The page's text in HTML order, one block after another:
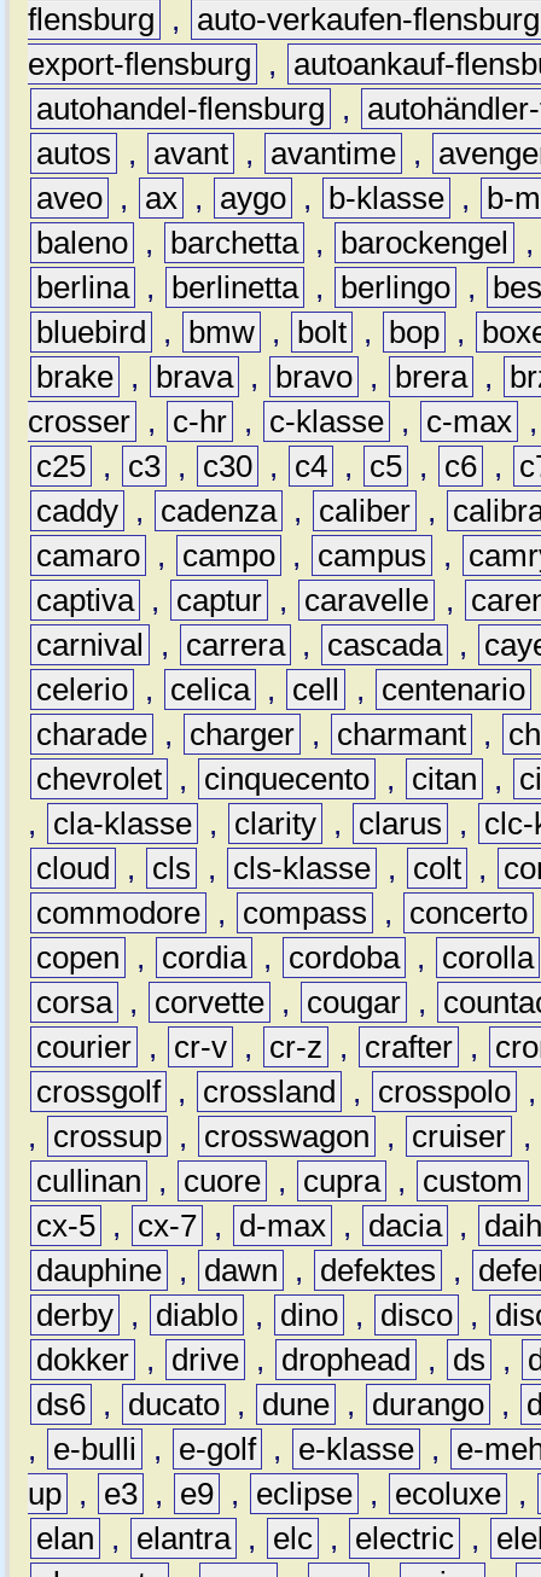
flensburg
,
auto-verkaufen-flensburg
export-flensburg
,
autoankauf-
autohandel-flensburg
,
autos
, avant , avantime ,
aveo , ax , aygo , b-klasse ,
b-
baleno , barchetta , barockengel
berlina , berlinetta , berlingo ,
bluebird
, bmw , bolt , bop ,
brake , brava , bravo , brera ,
crosser , c-hr , c-klasse , c-max
c25 , c3 , c30 , c4 , c5 , c6 ,
caddy , cadenza , caliber ,
camaro , campo , campus ,
captiva , captur , caravelle ,
carnival
, carrera , cascada ,
celerio , celica , cell , centenario
charade , charger , charmant ,
chevrolet , cinquecento , citan ,
,
cla-klasse , clarity , clarus ,
clc-
cloud
, cls , cls-klasse , colt ,
commodore , compass , concerto
copen
, cordia , cordoba ,
corolla
corsa , corvette , cougar ,
courier , cr-v , cr-z , crafter ,
crossgolf , crossland , crosspolo
,
crossup , crosswagon , cruiser ,
cullinan
, cuore , cupra , custom
cx-5 , cx-7 , d-max , dacia ,
dauphine , dawn , defektes ,
derby , diablo , dino , disco ,
dokker , drive , drophead , ds ,
ds6 , ducato , dune , durango ,
,
e-bulli , e-golf , e-klasse ,
e-
up , e3 , e9 , eclipse , ecoluxe ,
elan
, elantra , elc , electric ,